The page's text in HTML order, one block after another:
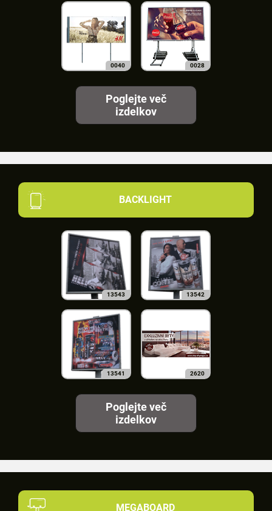
0040 0028
Poglejte več
izdelkov
BACKLIGHT
13543 13542
13541 2620
Poglejte več
izdelkov
MEGABOARD